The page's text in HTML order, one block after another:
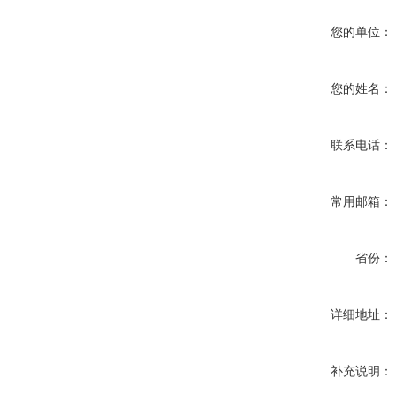
您的单位：
您的姓名：
联系电话：
常用邮箱：
省份：
详细地址：
补充说明：